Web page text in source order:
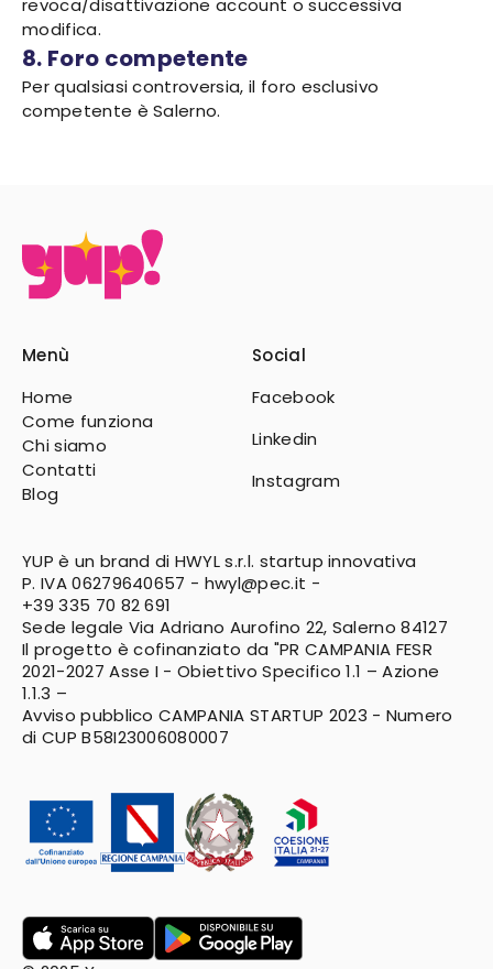
revoca/disattivazione account o successiva
modifica.
8. Foro competente
Per qualsiasi controversia, il foro esclusivo
competente è Salerno.
Menù
Home
Come funziona
Chi siamo
Contatti
Blog
Social
Facebook
Linkedin
Instagram
YUP è un brand di HWYL s.r.l. startup innovativa
P. IVA 06279640657 - hwyl@pec.it -
+39 335 70 82 691
Sede legale Via Adriano Aurofino 22, Salerno 84127
Il progetto è cofinanziato da "PR CAMPANIA FESR
2021-2027 Asse I - Obiettivo Specifico 1.1 – Azione
1.1.3 –
Avviso pubblico CAMPANIA STARTUP 2023 - Numero
di CUP B58I23006080007